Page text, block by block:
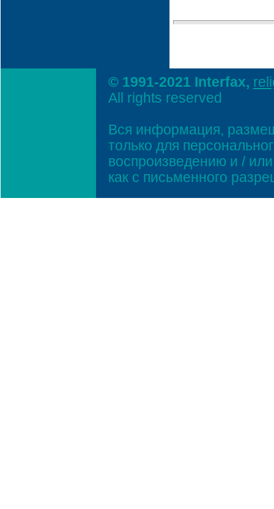
© 1991-2021 Interfax,
All rights reserved
Вся информация,
только для
воспроизведению и /
как с письменного